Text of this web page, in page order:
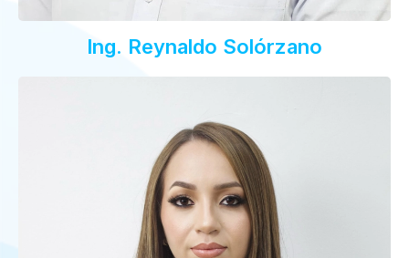
Ing. Reynaldo Solórzano